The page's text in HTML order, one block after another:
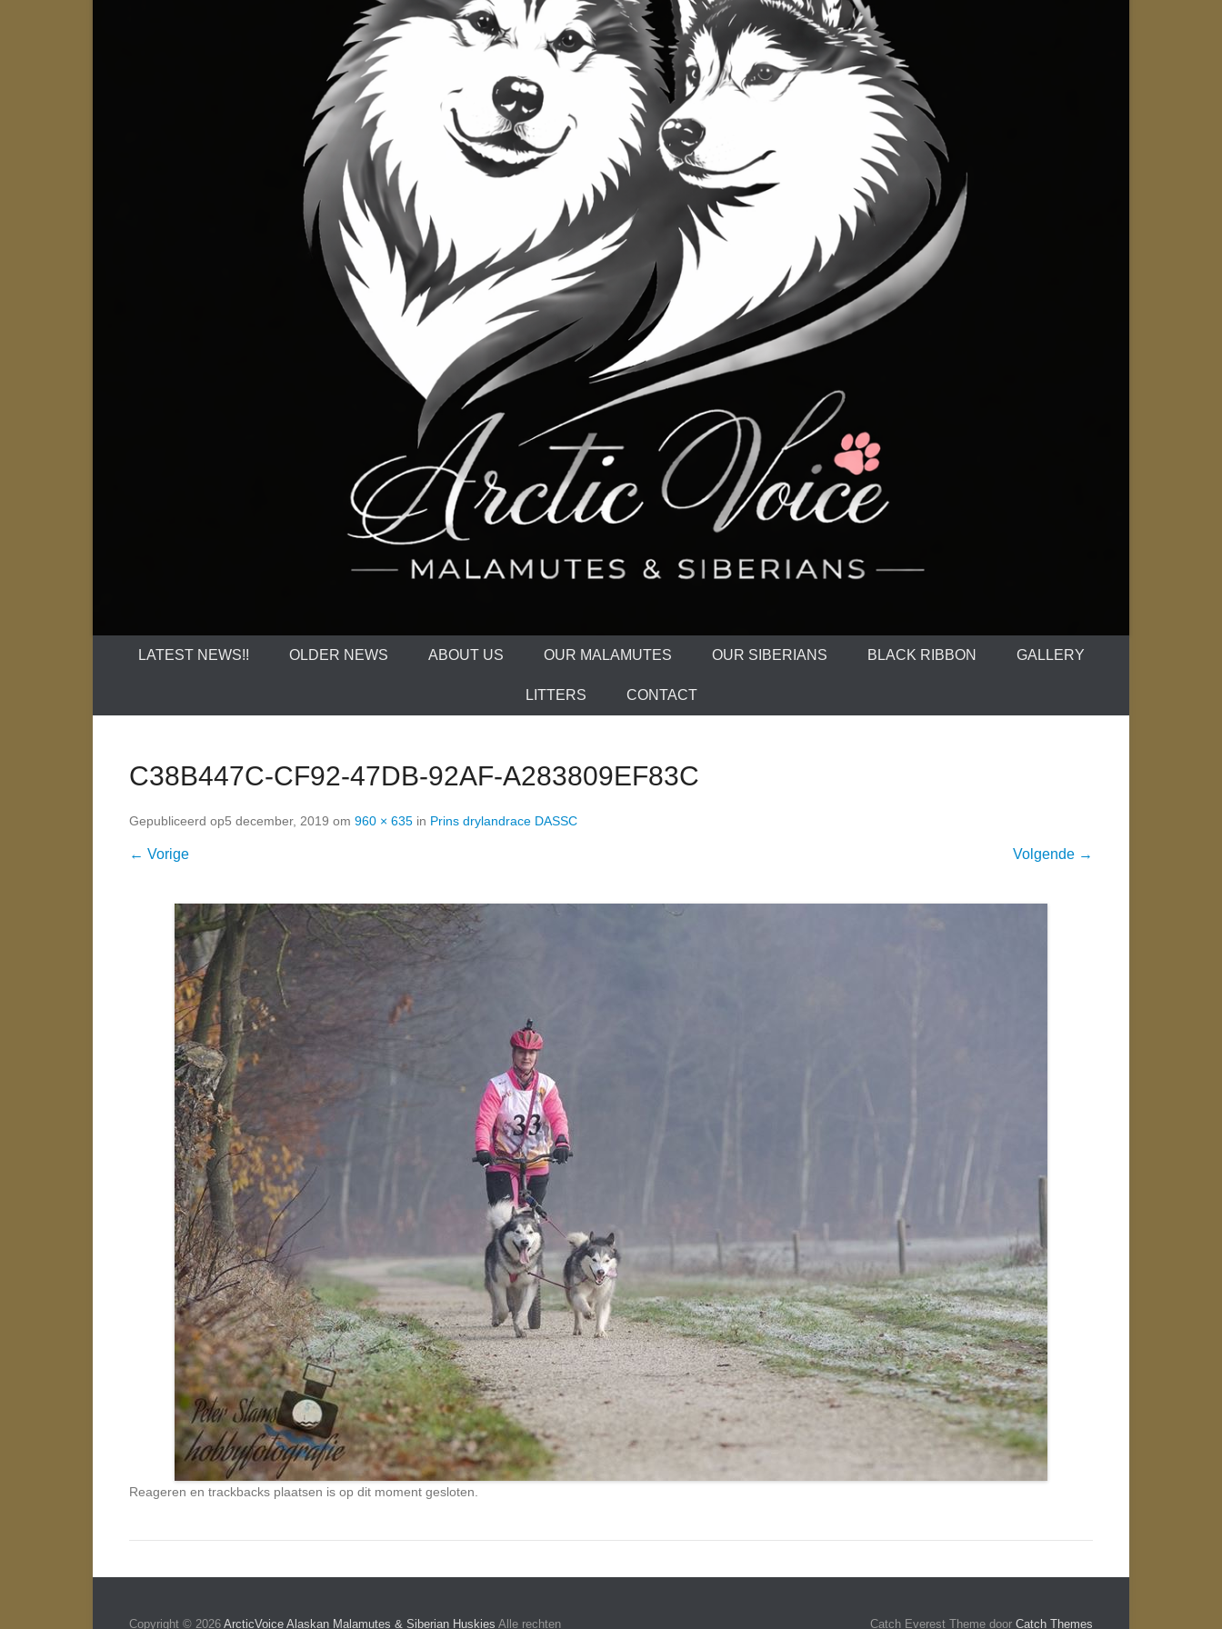
LATEST NEWS!! OLDER NEWS ABOUT US OUR MALAMUTES OUR SIBERIANS BLACK RIBBON GALLERY
LITTERS CONTACT
C38B447C-CF92-47DB-92AF-A283809EF83C
Gepubliceerd op5 december, 2019 om 960 × 635 in Prins drylandrace DASSC
← Vorige Volgende →
Reageren en trackbacks plaatsen is op dit moment gesloten.
Copyright © 2026 ArcticVoice Alaskan Malamutes & Siberian Huskies Alle rechten Catch Everest Theme door Catch Themes